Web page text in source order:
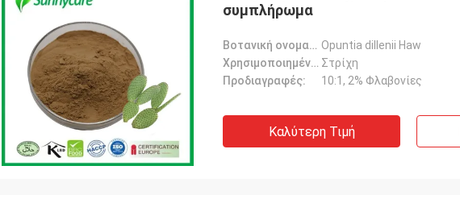
συμπλήρωμα
Βοτανική ονομασία: Opuntia dillenii Haw
Χρησιμοποιημένο μέρος: Στρίχη
Προδιαγραφές:
10:1, 2% Φλαβονίες
Καλύτερη Τιμή